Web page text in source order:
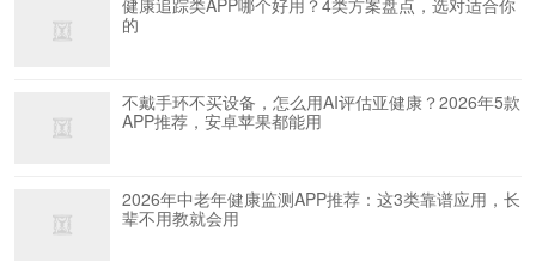
健康追踪类APP哪个好用？4类方案盘点，选对适合你
的
不戴手环不买设备，怎么用AI评估亚健康？2026年5款
APP推荐，安卓苹果都能用
2026年中老年健康监测APP推荐：这3类靠谱应用，长
辈不用教就会用